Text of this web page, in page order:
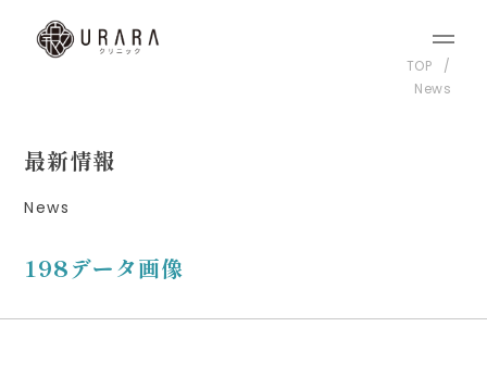
TOP
News
最新情報
News
198データ画像